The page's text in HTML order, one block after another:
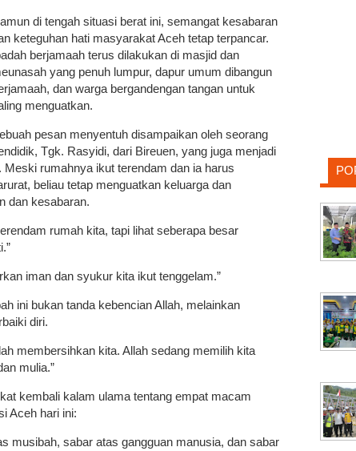
di tengah situasi berat ini, semangat kesabaran
keteguhan hati masyarakat Aceh tetap terpancar.
berjamaah terus dilakukan di masjid dan
yang penuh lumpur, dapur umum dibangun
dan warga bergandengan tangan untuk
menguatkan.
pesan menyentuh disampaikan oleh seorang
Tgk. Rasyidi, dari Bireuen, yang juga menjadi
rumahnya ikut terendam dan ia harus
beliau tetap menguatkan keluarga dan
dan kesabaran.
rumah kita, tapi lihat seberapa besar
iman dan syukur kita ikut tenggelam.”
ini bukan tanda kebencian Allah, melainkan
diri.
membersihkan kita. Allah sedang memilih kita
mulia.”
kembali kalam ulama tentang empat macam
Aceh hari ini:
musibah, sabar atas gangguan manusia, dan sabar